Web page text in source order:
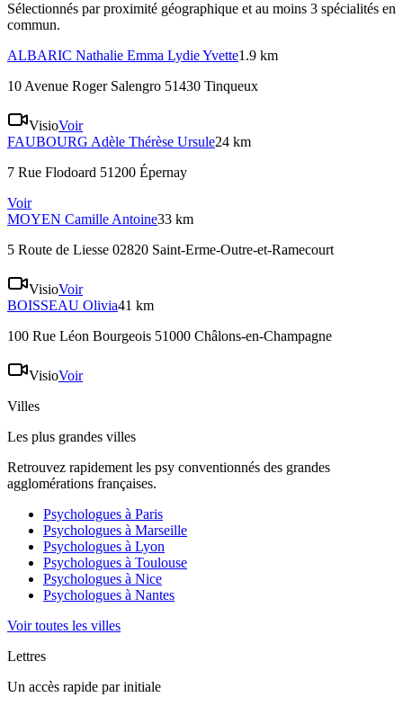
Sélectionnés par proximité géographique et au moins 3 spécialités en
commun.
ALBARIC Nathalie Emma Lydie Yvette1.9 km
10 Avenue Roger Salengro 51430 Tinqueux
VisioVoir
FAUBOURG Adèle Thérèse Ursule24 km
7 Rue Flodoard 51200 Épernay
Voir
MOYEN Camille Antoine33 km
5 Route de Liesse 02820 Saint-Erme-Outre-et-Ramecourt
VisioVoir
BOISSEAU Olivia41 km
100 Rue Léon Bourgeois 51000 Châlons-en-Champagne
VisioVoir
Villes
Les plus grandes villes
Retrouvez rapidement les psy conventionnés des grandes
agglomérations françaises.
Psychologues à Paris
Psychologues à Marseille
Psychologues à Lyon
Psychologues à Toulouse
Psychologues à Nice
Psychologues à Nantes
Voir toutes les villes
Lettres
Un accès rapide par initiale